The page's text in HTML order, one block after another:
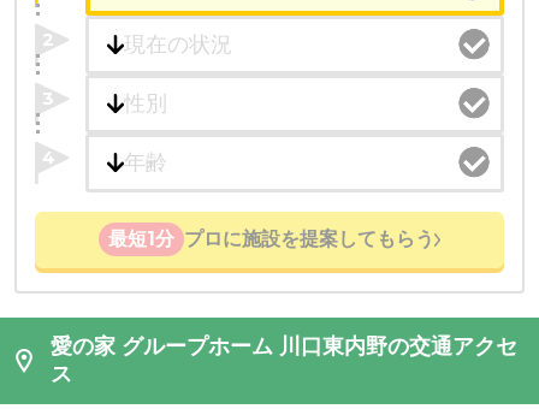
2
3
4
最短1分 プロに施設を提案してもらう
愛の家 グループホーム 川口東内野の交通アクセ
ス